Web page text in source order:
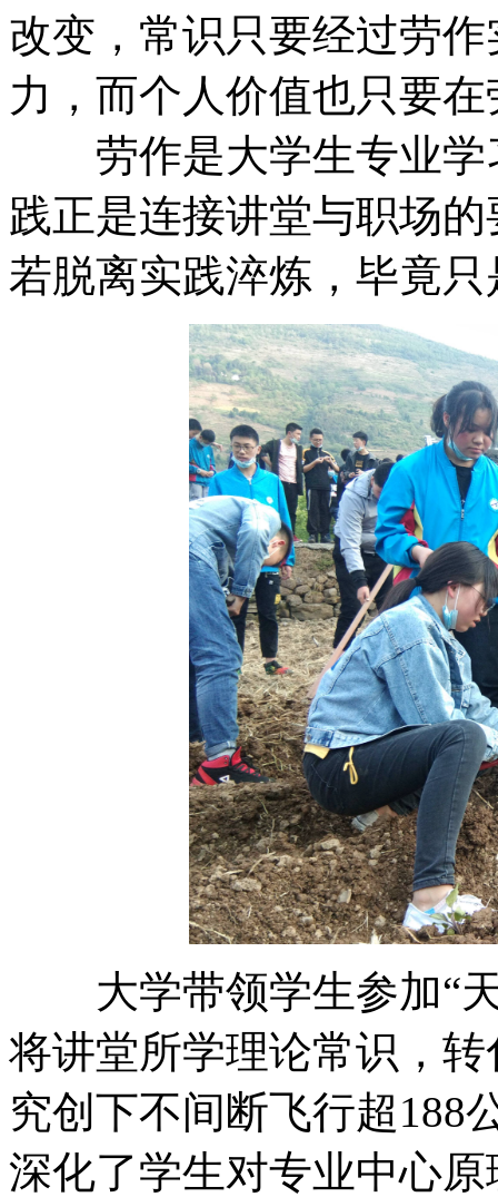
改变，常识只要经过劳
力，而个人价值也只
劳作是大学生专业学
践正是连接讲堂与职场
若脱离实践淬炼，毕
大学带领学生参加“天
将讲堂所学理论常识，
究创下不间断飞行
深化了学生对专业中心